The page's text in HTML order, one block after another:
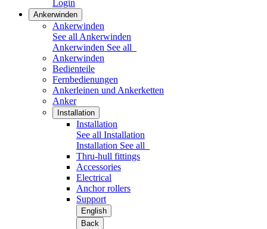
Login
Ankerwinden
Ankerwinden
See all Ankerwinden
Ankerwinden See all
Ankerwinden
Bedienteile
Fernbedienungen
Ankerleinen und Ankerketten
Anker
Installation
Installation
See all Installation
Installation See all
Thru-hull fittings
Accessories
Electrical
Anchor rollers
Support
English
Back